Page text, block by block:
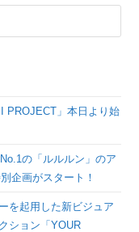
ン始動
PROJECT」本日より始
の「ルルルン」のア
企画がスタート！
を起用した新ビジュア
ション「YOUR